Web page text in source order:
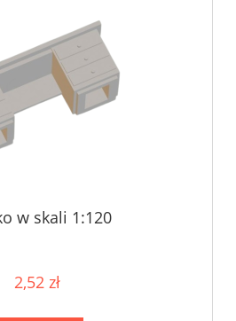
w skali 1:120
2,52 zł